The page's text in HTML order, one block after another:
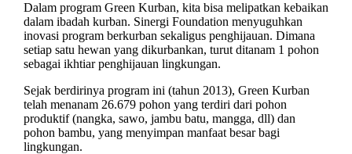
Dalam program Green Kurban, kita bisa melipatkan kebaikan
dalam ibadah kurban. Sinergi Foundation menyuguhkan
inovasi program berkurban sekaligus penghijauan. Dimana
setiap satu hewan yang dikurbankan, turut ditanam 1 pohon
sebagai ikhtiar penghijauan lingkungan.
Sejak berdirinya program ini (tahun 2013), Green Kurban
telah menanam 26.679 pohon yang terdiri dari pohon
produktif (nangka, sawo, jambu batu, mangga, dll) dan
pohon bambu, yang menyimpan manfaat besar bagi
lingkungan.